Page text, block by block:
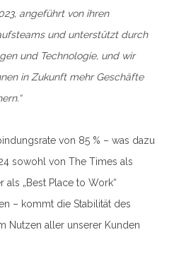
angeführt von ihren
und unterstützt durch
und Technologie, und wir
in Zukunft mehr Geschäfte
von 85 % – was dazu
sowohl von The Times als
als „Best Place to Work“
– kommt die Stabilität des
Nutzen aller unserer Kunden